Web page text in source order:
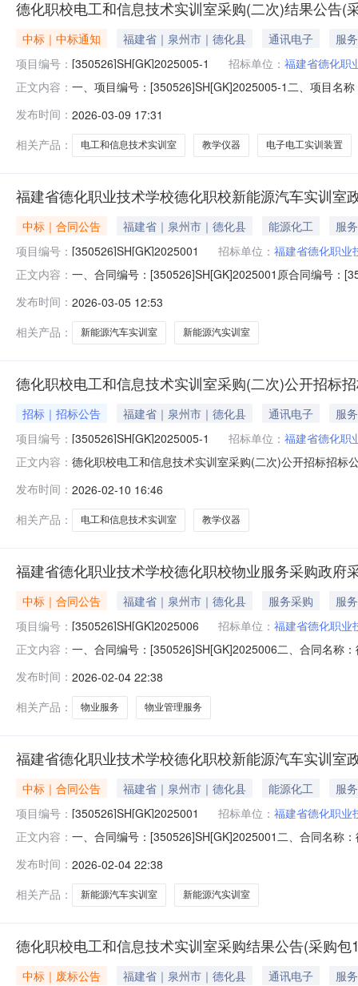
德化职校电工和信息技术实训室采购(二次)结果公告(
中标｜中标通知 福建省｜泉州市｜德化县 通讯电子
服务
项目编号： [350526]SH[GK]2025005-1 招标单位： 福建省德化职
正文内容： 一、项目编号：[350526]SH[GK]2025005-1二、项目名
和信息技术实训室采购):货物类（江西圣至智能技术有限
发布时间： 2026-03-09 17:31
相关产品：
电工和信息技术实训室 教学仪器 电子电工实训装置
福建省德化职业技术学校德化职校新能源汽车实训室
中标｜合同公告 福建省｜泉州市｜德化县 能源化工
服务
项目编号： [350526]SH[GK]2025001 招标单位： 福建省德化职业
正文内容： 一、合同编号：[350526]SH[GK]2025001原合同编号：
13599930685供应商(乙方)：中国联合网络通信有限公
发布时间： 2026-03-05 12:53
相关产品：
新能源汽车实训室 新能源汽实训室
德化职校电工和信息技术实训室采购(二次)公开招标
招标｜招标公告 福建省｜泉州市｜德化县 通讯电子
服务
项目编号： [350526]SH[GK]2025005-1 招标单位： 福建省德化职
正文内容： 德化职校电工和信息技术实训室采购(二次)公开招标招
费申请账号在福建省政府采购网上公开信息系统按项目
发布时间： 2026-02-10 16:46
相关产品：
电工和信息技术实训室 教学仪器
福建省德化职业技术学校德化职校物业服务采购政府
中标｜合同公告 福建省｜泉州市｜德化县 服务采购
服务
项目编号： [350526]SH[GK]2025006 招标单位： 福建省德化职业
正文内容： 一、合同编号：[350526]SH[GK]2025006二、合同名称
厦2A301室联系方式：18559527856六、合同主要信息
发布时间： 2026-02-04 22:38
相关产品：
物业服务 物业管理服务
福建省德化职业技术学校德化职校新能源汽车实训室
中标｜合同公告 福建省｜泉州市｜德化县 能源化工
服务
项目编号： [350526]SH[GK]2025001 招标单位： 福建省德化职业
正文内容： 一、合同编号：[350526]SH[GK]2025001二、合同名称
丰泽街联通大楼联系方式：18605951701六、合同主要
发布时间： 2026-02-04 22:38
相关产品：
新能源汽车实训室 新能源汽实训室
德化职校电工和信息技术实训室采购结果公告(采购包
中标｜废标公告 福建省｜泉州市｜德化县 通讯电子
服务